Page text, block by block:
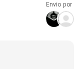
Envio por